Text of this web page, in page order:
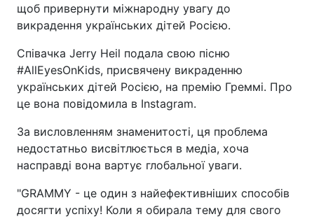
щоб привернути міжнародну увагу до
викрадення українських дітей Росією.
Співачка Jerry Heil подала свою пісню
#AllEyesOnKids, присвячену викраденню
українських дітей Росією, на премію Греммі. Про
це вона повідомила в Instagram.
За висловленням знаменитості, ця проблема
недостатньо висвітлюється в медіа, хоча
насправді вона вартує глобальної уваги.
"GRAMMY - це один з найефективніших способів
досягти успіху! Коли я обирала тему для свого